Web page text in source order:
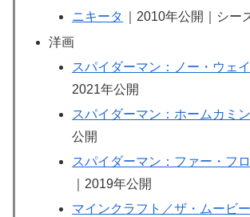
ニキータ
｜2010年公開｜シー
洋画
スパイダーマン：ノー・ウェ
2021年公開
スパイダーマン：ホームカミ
公開
スパイダーマン：ファー・フ
｜2019年公開
マインクラフト／ザ・ムービー